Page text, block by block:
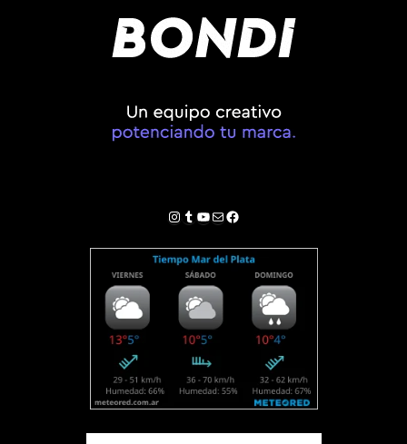
Instagram
Tumblr
YouTube
Correo electrónico
Facebook